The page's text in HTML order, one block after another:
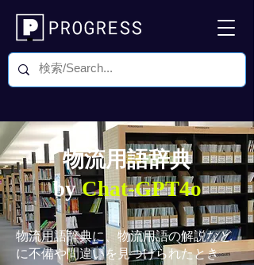
物流用語辞典
byChat-GPT4o
物流用語辞典に、物流用語の解説など
に不備や間違いを見つけられたとき